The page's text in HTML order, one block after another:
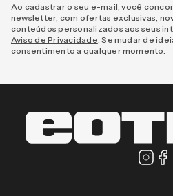
Ao cadastrar o seu e-mail, você
newsletter, com ofertas exclusivas,
conteúdos personalizados aos seus
Aviso de Privacidade . Se mudar de
consentimento a qualquer momento.